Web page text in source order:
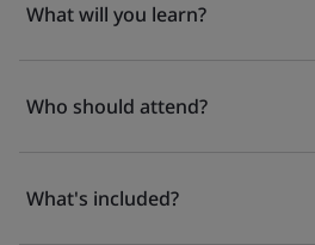
What will you learn?
Who should attend?
What's included?